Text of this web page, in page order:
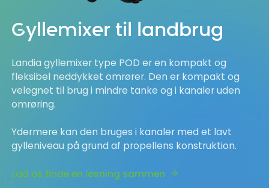
Gyllemixer til landbrug
Landia gyllemixer type POD er en kompakt og
fleksibel neddykket omrører. Den er kompakt og
velegnet til brug i mindre tanke og i kanaler uden
omrøring.
Ydermere kan den bruges i kanaler med et lavt
gylleniveau på grund af propellens konstruktion.
Lad os finde en løsning sammen